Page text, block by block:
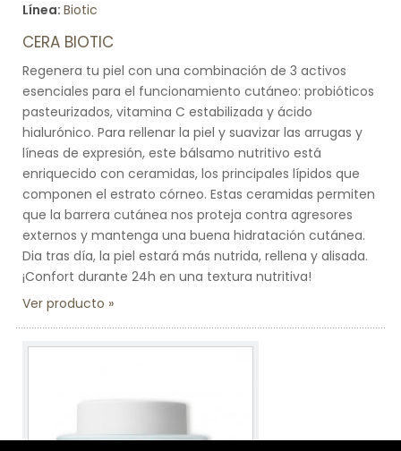
Línea: Biotic
CERA BIOTIC
Regenera tu piel con una combinación de 3 activos
esenciales para el funcionamiento cutáneo: probióticos
pasteurizados, vitamina C estabilizada y ácido
hialurónico. Para rellenar la piel y suavizar las arrugas y
líneas de expresión, este bálsamo nutritivo está
enriquecido con ceramidas, los principales lípidos que
componen el estrato córneo. Estas ceramidas permiten
que la barrera cutánea nos proteja contra agresores
externos y mantenga una buena hidratación cutánea.
Dia tras día, la piel estará más nutrida, rellena y alisada.
¡Confort durante 24h en una textura nutritiva!
Ver producto